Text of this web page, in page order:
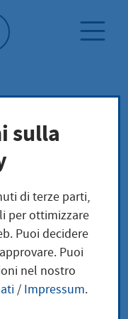
turismo
sulla
di terze parti,
per ottimizzare
Puoi decidere
Puoi
nel nostro
/ Impressum.